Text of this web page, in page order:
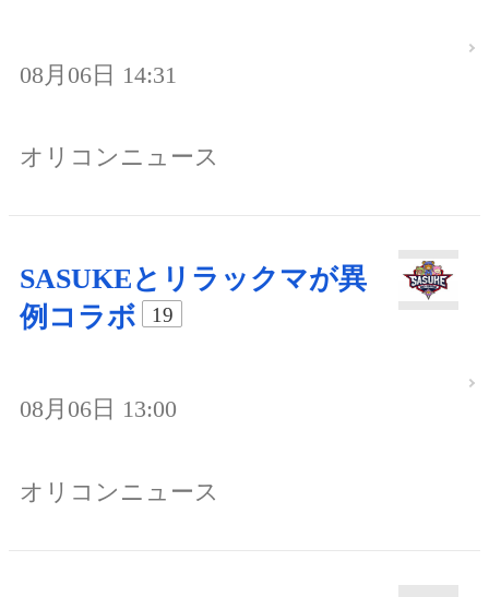
08月06日 14:31
オリコンニュース
SASUKEとリラックマが異
例コラボ
19
08月06日 13:00
オリコンニュース